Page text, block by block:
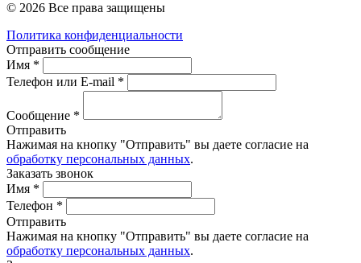
© 2026 Все права защищены
Политика конфиденциальности
Отправить сообщение
Имя *
Телефон или E-mail *
Сообщение *
Отправить
Нажимая на кнопку "Отправить" вы даете согласие на
обработку персональных данных.
Заказать звонок
Имя *
Телефон *
Отправить
Нажимая на кнопку "Отправить" вы даете согласие на
обработку персональных данных.